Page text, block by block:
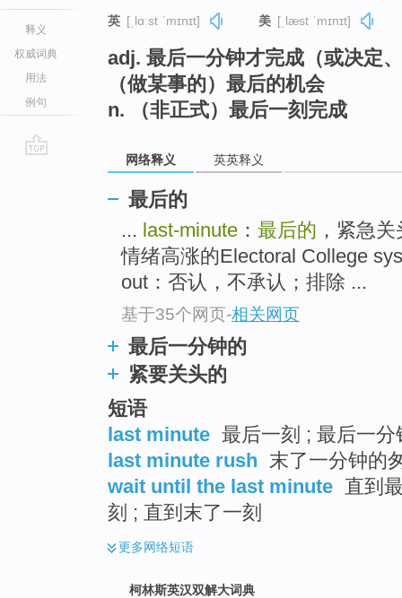
释义
权威词典
用法
例句
英 [ˌlɑːst ˈmɪnɪt] 美 [ˌlæst ˈmɪnɪt]
adj. 最后一分钟才完成（或决定
（做某事的）最后的机会
n. （非正式）最后一刻完成
网络释义 英英释义
最后的
... last-minute ： 最后的 ，紧急
情绪高涨的Electoral College
out：否认，不承认；排除 ...
基于35个网页-相关网页
最后一分钟的
紧要关头的
短语
last minute 最后一刻 ; 最后一
last minute rush 末了一分钟的
wait until the last minute 直到
刻 ; 直到末了一刻
更多网络短语
柯林斯英汉双解大词典